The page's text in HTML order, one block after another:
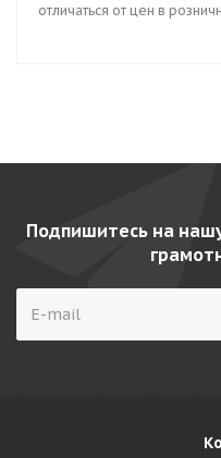
отличаться от цен в
Подпишитесь на